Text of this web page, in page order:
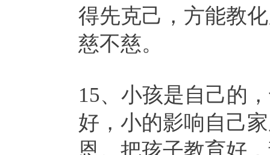
得先克己，方能教
慈不慈。
15、小孩是自己的
好，小的影响自己
恩。把孩子教育好